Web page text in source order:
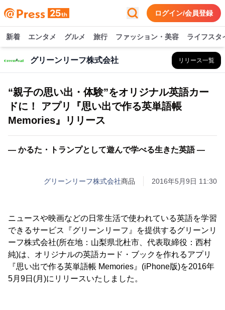
ログイン/会員登録
新着 エンタメ グルメ 旅行 ファッション・美容 ライフスタ
グリーンリーフ株式会社 リリース一覧
“親子の思い出・体験”をオリジナル英語カー
ドに！ アプリ『思い出で作る英単語帳
Memories』リリース
― かるた・トランプとして遊んで学べる生きた英語 ―
グリーンリーフ株式会社商品 2016年5月9日 11:30
ニュースや映画などの日常生活で使われている英語を学習
できるサービス『グリーンリーフ』を提供するグリーンリ
ーフ株式会社(所在地：山梨県北杜市、代表取締役：西村
純)は、オリジナルの英語カード・ブックを作れるアプリ
『思い出で作る英単語帳 Memories』(iPhone版)を2016年
5月9日(月)にリリースいたしました。